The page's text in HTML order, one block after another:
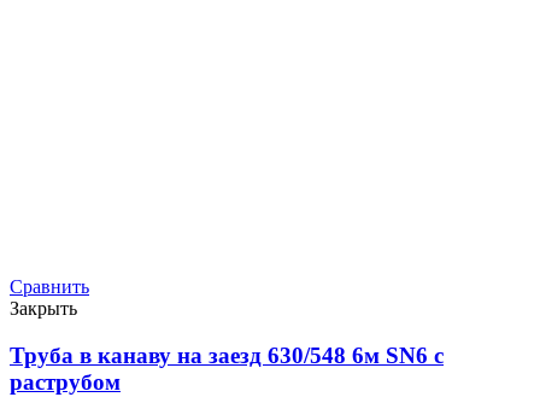
Сравнить
Закрыть
Труба в канаву на заезд 630/548 6м SN6 с
раструбом